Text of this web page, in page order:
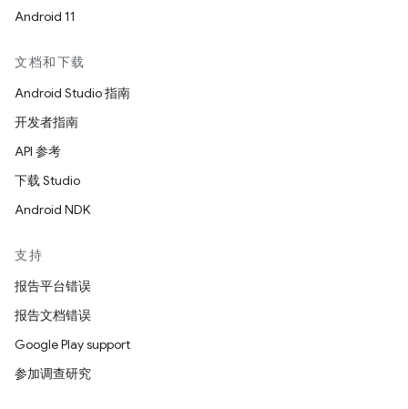
Android 11
文档和下载
Android Studio 指南
开发者指南
API 参考
下载 Studio
Android NDK
支持
报告平台错误
报告文档错误
Google Play support
参加调查研究